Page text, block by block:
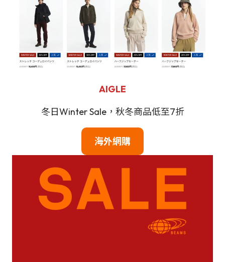
AIGLE
冬日Winter Sale，秋冬商品低至7折
海外網購